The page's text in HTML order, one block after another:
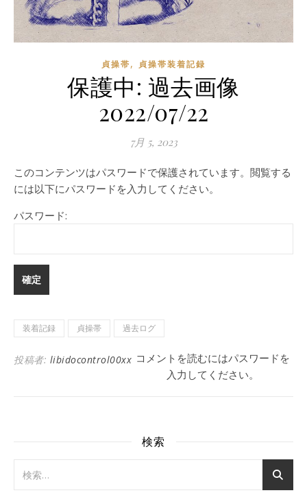
貞操帯, 貞操帯装着記録
保護中: 過去画像
2022/07/22
7月 5, 2023
このコンテンツはパスワードで保護されています。閲覧する
には以下にパスワードを入力してください。
パスワード:
装着記録 貞操帯 過去ログ
投稿者: libidocontrol00xx コメントを読むにはパスワードを
入力してください。
検索